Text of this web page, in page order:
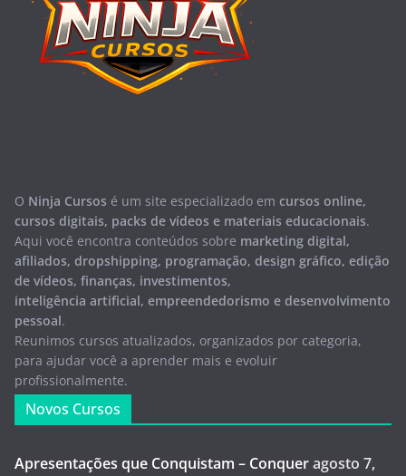
O Ninja Cursos é um site especializado em cursos online,
cursos digitais, packs de vídeos e materiais educacionais.
Aqui você encontra conteúdos sobre marketing digital,
afiliados, dropshipping, programação, design gráfico, edição
de vídeos, finanças, investimentos,
inteligência artificial, empreendedorismo e desenvolvimento
pessoal.
Reunimos cursos atualizados, organizados por categoria,
para ajudar você a aprender mais e evoluir
profissionalmente.
Novos Cursos
Apresentações que Conquistam – Conqueragosto 7,